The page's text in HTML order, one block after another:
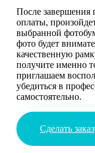
После завершения
оплаты,
выбранной
фото будет
качественную
получите именно
приглашаем
убедиться в
самостоятельно.
Сделать заказ